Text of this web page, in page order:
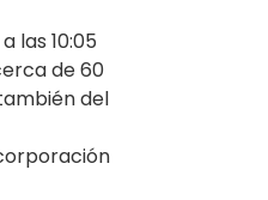
las 10:05
de 60
del